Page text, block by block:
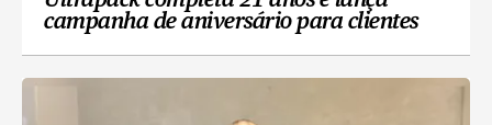
campanha de aniversário para clientes